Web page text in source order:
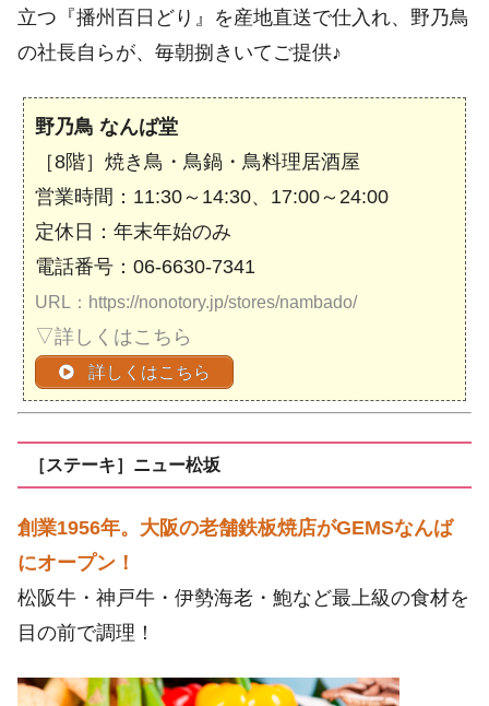
立つ『播州百日どり』を産地直送で仕入れ、野乃鳥
の社長自らが、毎朝捌きいてご提供♪
野乃鳥 なんば堂
［8階］焼き鳥・鳥鍋・鳥料理居酒屋
営業時間：11:30～14:30、17:00～24:00
定休日：年末年始のみ
電話番号：06-6630-7341
URL：https://nonotory.jp/stores/nambado/
▽詳しくはこちら
詳しくはこちら
［ステーキ］ニュー松坂
創業1956年。大阪の老舗鉄板焼店がGEMSなんば
にオープン！
松阪牛・神戸牛・伊勢海老・鮑など最上級の食材を
目の前で調理！